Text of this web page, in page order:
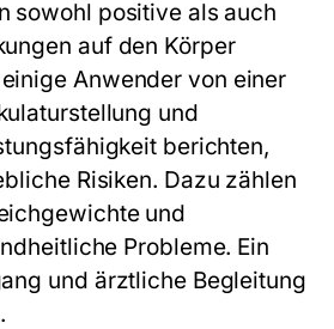
sowohl positive als auch
auf den Körper
Anwender von einer
und
berichten,
Risiken. Dazu zählen
und
Probleme. Ein
und ärztliche Begleitung